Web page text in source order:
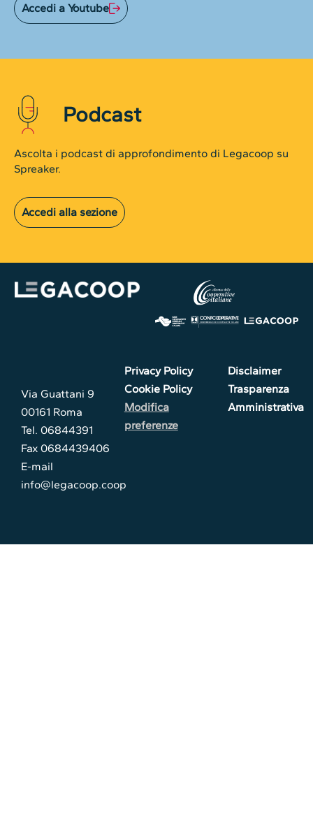
Accedi a Youtube
Podcast
Ascolta i podcast di approfondimento di Legacoop su
Spreaker.
Accedi alla sezione
Via Guattani 9
00161 Roma
Tel. 06844391
Fax 0684439406
E-mail
info@legacoop.coop
Privacy Policy
Cookie Policy
Modifica
preferenze
Disclaimer
Trasparenza
Amministrativa